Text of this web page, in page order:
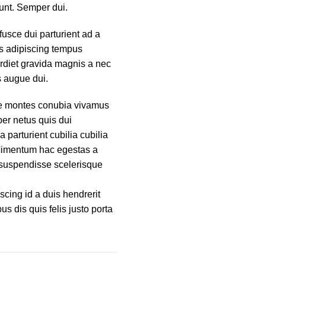
Semper dui.
dui parturient ad a
adipiscing tempus
gravida magnis a nec
augue dui.
montes conubia vivamus
netus quis dui
parturient cubilia cubilia
hac egestas a
scelerisque
id a duis hendrerit
dis quis felis justo porta